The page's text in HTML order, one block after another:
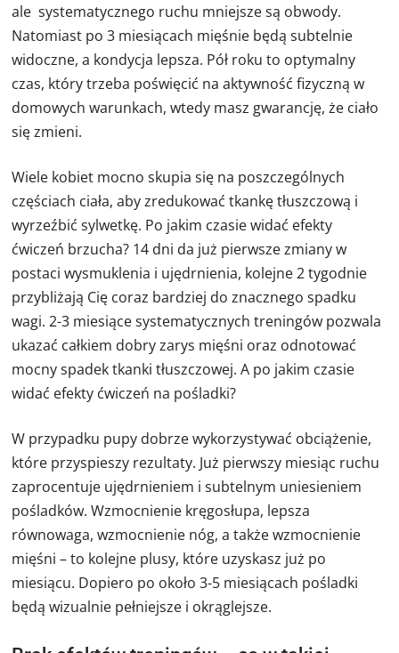
ale systematycznego ruchu mniejsze są obwody.
Natomiast po 3 miesiącach mięśnie będą subtelnie
widoczne, a kondycja lepsza. Pół roku to optymalny
czas, który trzeba poświęcić na aktywność fizyczną w
domowych warunkach, wtedy masz gwarancję, że ciało
się zmieni.
Wiele kobiet mocno skupia się na poszczególnych
częściach ciała, aby zredukować tkankę tłuszczową i
wyrzeźbić sylwetkę. Po jakim czasie widać efekty
ćwiczeń brzucha? 14 dni da już pierwsze zmiany w
postaci wysmuklenia i ujędrnienia, kolejne 2 tygodnie
przybliżają Cię coraz bardziej do znacznego spadku
wagi. 2-3 miesiące systematycznych treningów pozwala
ukazać całkiem dobry zarys mięśni oraz odnotować
mocny spadek tkanki tłuszczowej. A po jakim czasie
widać efekty ćwiczeń na pośladki?
W przypadku pupy dobrze wykorzystywać obciążenie,
które przyspieszy rezultaty. Już pierwszy miesiąc ruchu
zaprocentuje ujędrnieniem i subtelnym uniesieniem
pośladków. Wzmocnienie kręgosłupa, lepsza
równowaga, wzmocnienie nóg, a także wzmocnienie
mięśni – to kolejne plusy, które uzyskasz już po
miesiącu. Dopiero po około 3-5 miesiącach pośladki
będą wizualnie pełniejsze i okrąglejsze.